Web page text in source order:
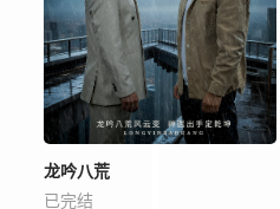
龙吟八荒
已完结